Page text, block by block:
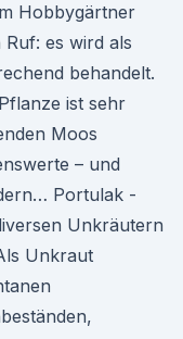
Hobbygärtner
es wird als
behandelt.
ist sehr
Moos
– und
Portulak -
Unkräutern
Unkraut